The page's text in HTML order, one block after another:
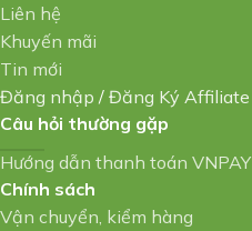
Liên hệ
Khuyến mãi
Tin mới
Đăng nhập / Đăng Ký Affiliate
Câu hỏi thường gặp
Hướng dẫn thanh toán VNPAY
Chính sách
Vận chuyển, kiểm hàng